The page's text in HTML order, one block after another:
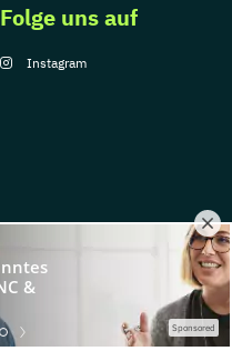
Sponsored
Folge uns auf
Instagram